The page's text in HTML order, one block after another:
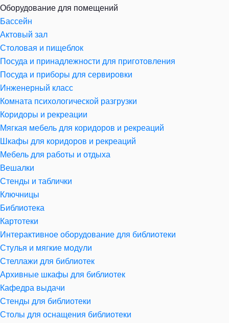
Оборудование для помещений
Бассейн
Актовый зал
Столовая и пищеблок
Посуда и принадлежности для приготовления
Посуда и приборы для сервировки
Инженерный класс
Комната психологической разгрузки
Коридоры и рекреации
Мягкая мебель для коридоров и рекреаций
Шкафы для коридоров и рекреаций
Мебель для работы и отдыха
Вешалки
Стенды и таблички
Ключницы
Библиотека
Картотеки
Интерактивное оборудование для библиотеки
Стулья и мягкие модули
Стеллажи для библиотек
Архивные шкафы для библиотек
Кафедра выдачи
Стенды для библиотеки
Столы для оснащения библиотеки